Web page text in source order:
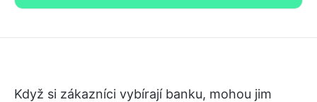
Když si zákazníci vybírají banku, mohou jim